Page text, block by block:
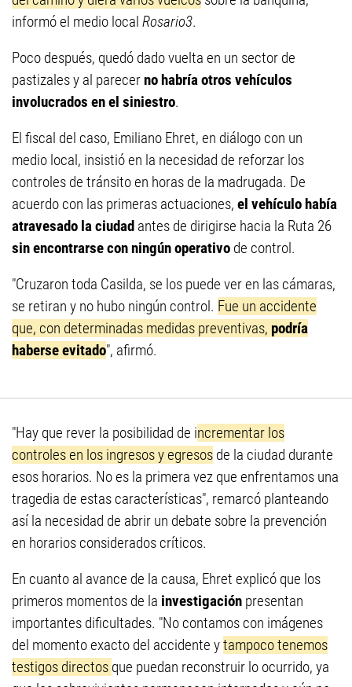
informó el medio local Rosario3.
Poco después, quedó dado vuelta en un sector de
pastizales y al parecerno habría otros vehículos
involucrados en el siniestro.
El fiscal del caso, Emiliano Ehret, en diálogo con un
medio local, insistió en la necesidad de reforzar los
controles de tránsito en horas de la madrugada. De
acuerdo con las primeras actuaciones, el vehículo había
atravesado la ciudad antes de dirigirse hacia la Ruta 26
sin encontrarse con ningún operativo de control.
"Cruzaron toda Casilda, se los puede ver en las cámaras,
se retiran y no hubo ningún control. Fue un accidente
que, con determinadas medidas preventivas, podría
haberse evitado", afirmó.
"Hay que rever la posibilidad de incrementar los
controles en los ingresos y egresos de la ciudad durante
esos horarios. No es la primera vez que enfrentamos una
tragedia de estas características", remarcó planteando
así la necesidad de abrir un debate sobre la prevención
en horarios considerados críticos.
En cuanto al avance de la causa, Ehret explicó que los
primeros momentos de la investigación presentan
importantes dificultades. "No contamos con imágenes
del momento exacto del accidente ytampoco tenemos
testigos directos que puedan reconstruir lo ocurrido, ya